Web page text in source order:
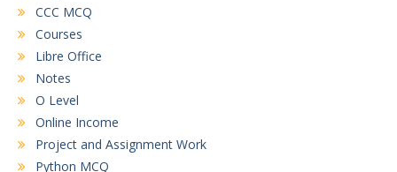
CCC MCQ
Courses
Libre Office
Notes
O Level
Online Income
Project and Assignment Work
Python MCQ